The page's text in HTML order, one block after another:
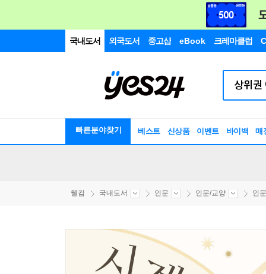
국내도서 외국도서 중고샵 eBook 크레마클럽
빠른분야찾기 베스트 신상품 이벤트 바이백 매
웰컴 국내도서 인문 인문/교양 인